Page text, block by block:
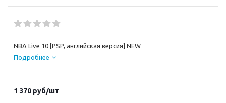
NBA Live 10 [РSP, английская версия] NEW
Подробнее
1 370 руб/шт